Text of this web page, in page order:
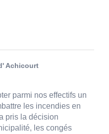
Achicourt
parmi nos effectifs un
les incendies en
pris la décision
les congés